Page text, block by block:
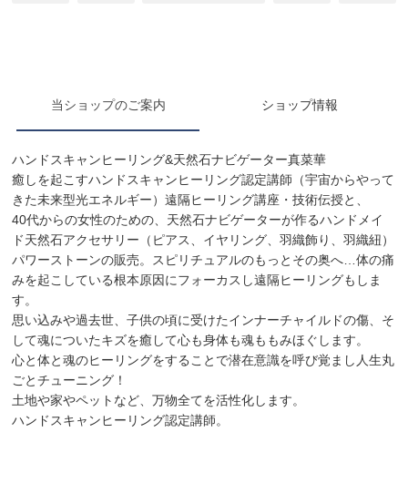
当ショップのご案内 ショップ情報
ハンドスキャンヒーリング&天然石ナビゲーター真菜華
癒しを起こすハンドスキャンヒーリング認定講師（宇宙からやって
きた未来型光エネルギー）遠隔ヒーリング講座・技術伝授と、
40代からの女性のための、天然石ナビゲーターが作るハンドメイ
ド天然石アクセサリー（ピアス、イヤリング、羽織飾り、羽織紐）
パワーストーンの販売。スピリチュアルのもっとその奥へ…体の痛
みを起こしている根本原因にフォーカスし遠隔ヒーリングもしま
す。
思い込みや過去世、子供の頃に受けたインナーチャイルドの傷、そ
して魂についたキズを癒して心も身体も魂ももみほぐします。
心と体と魂のヒーリングをすることで潜在意識を呼び覚まし人生丸
ごとチューニング！
土地や家やペットなど、万物全てを活性化します。
ハンドスキャンヒーリング認定講師。